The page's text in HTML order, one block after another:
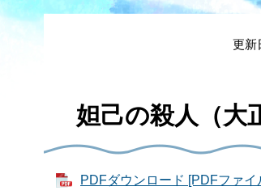
更新
妲己の殺人（大
PDFダウンロード [PDFファイ